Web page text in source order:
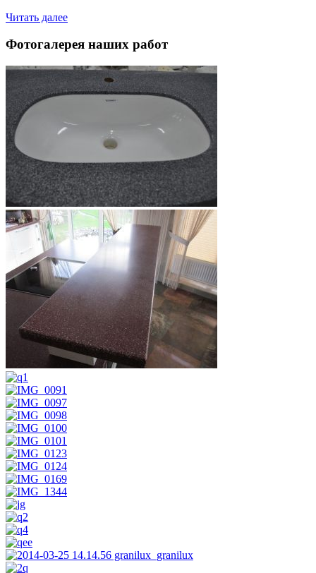
Читать далее
Фотогалерея наших работ